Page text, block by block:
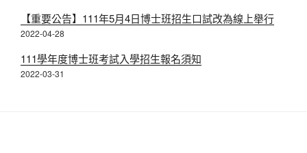
【重要公告】111年5月4日博士班招生口試改為線上舉行
2022-04-28
111學年度博士班考試入學招生報名須知
2022-03-31